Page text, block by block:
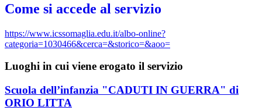
Come si accede al servizio
https://www.icssomaglia.edu.it/albo-online?
categoria=1030466&cerca=&storico=&aoo=
Luoghi in cui viene erogato il servizio
Scuola dell’infanzia "CADUTI IN GUERRA" di
ORIO LITTA